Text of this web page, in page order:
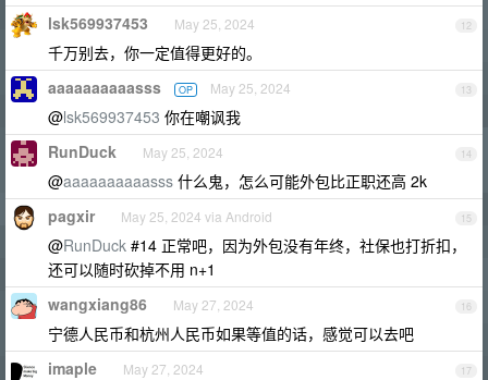
12
lsk569937453 May 25, 2024
千万别去，你一定值得更好的。
13
aaaaaaaaaasss OP May 25, 2024
@lsk569937453 你在嘲讽我
14
RunDuck May 25, 2024
@aaaaaaaaaasss 什么鬼，怎么可能外包比正职还高 2k
15
pagxir May 25, 2024 via Android
@RunDuck #14 正常吧，因为外包没有年终，社保也打折扣，
还可以随时砍掉不用 n+1
16
wangxiang86 May 27, 2024
宁德人民币和杭州人民币如果等值的话，感觉可以去吧
17
imaple May 27, 2024